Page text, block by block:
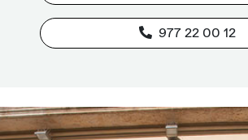
977 22 00 12